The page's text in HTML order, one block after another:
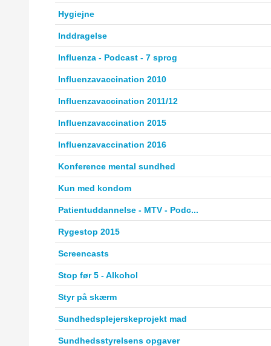
Hygiejne
Inddragelse
Influenza - Podcast - 7 sprog
Influenzavaccination 2010
Influenzavaccination 2011/12
Influenzavaccination 2015
Influenzavaccination 2016
Konference mental sundhed
Kun med kondom
Patientuddannelse - MTV - Podc...
Rygestop 2015
Screencasts
Stop før 5 - Alkohol
Styr på skærm
Sundhedsplejerskeprojekt mad
Sundhedsstyrelsens opgaver